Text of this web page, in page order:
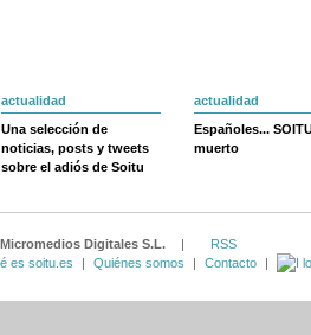
actualidad
Una selección de
noticias, posts y tweets
sobre el adiós de Soitu
actualidad
Españoles...
muerto
Micromedios Digitales S.L. |
RSS
es soitu.es
| Quiénes somos | Contacto |